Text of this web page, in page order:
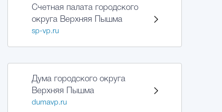
Счетная палата городского
округа Верхняя Пышма
sp-vp.ru
Дума городского округа
Верхняя Пышма
dumavp.ru